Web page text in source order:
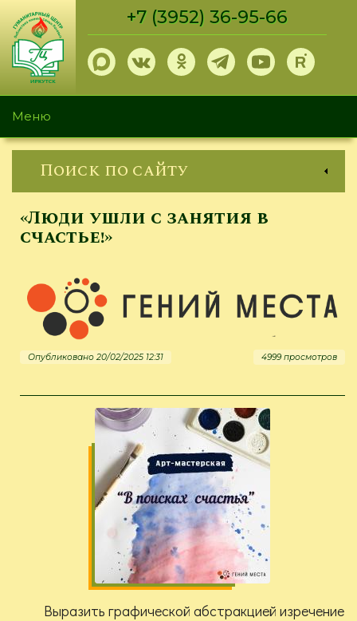
Перейти
основному
содержанию
+7 (3952) 36-95-66
Меню
Поиск по сайту
«Люди ушли с занятия в
счастье!»
Опубликовано 20/02/2025 12:31 4999 просмотров
Выразить графической абстракцией изречение